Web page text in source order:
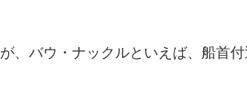
、バウ・ナックルといえば、船首